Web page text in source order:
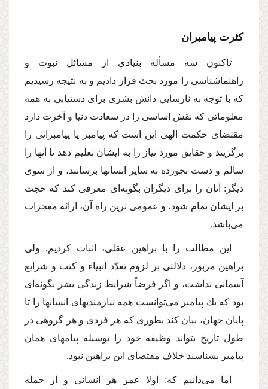
كثرت پیامبران
تاكنون سه مسأله بنیادى از مسائل نبوت و
راهنماشناسى را مورد بحث قرار دادیم و به نتیجه رسیدیم
كه با توجه به نارسایى دانش بشرى براى دستیابى به همه
معلوماتى كه نقش اساسى را در سعادت دنیا و آخرت دارد
مقتضاى حكمت الهى این است كه پیامبر یا پیامبرانى را
برگزیند و حقایق مورد نیاز را به ایشان تعلیم دهد تا آنها را
سالم و دست نخورده به سایر انسانها برسانند، و از سوى
دیگر: آنان را براى دیگران بگونه‌اى معرفى كند كه حجت
بر ایشان تمام شود، و عمومى ترین راه آن، ارائه معجزات
مى‌باشد.
این مطالب را با براهین عقلى، اثبات كردیم. ولى
براهین مزبور، دلالتى بر لزوم تعدّد انبیاء و كتب و شرایع
آسمانى نداشت، و اگر فرضاً شرایط زندگى بشر بگونه‌اى
بود كه یك پیامبر مى‌توانست همه نیازمندیهاى انسانها را تا
پایان جهان، بیان كند بطورى كه هر فردى و هر گروهى در
طول تاریخ بتواند وظیفه خود را بوسیله پیامهاى همان
پیامبر بشناسند خلاف مقتضاى این براهین نبود.
اما مى‌دانیم كه: اولا عمر هر انسانى و از جمله